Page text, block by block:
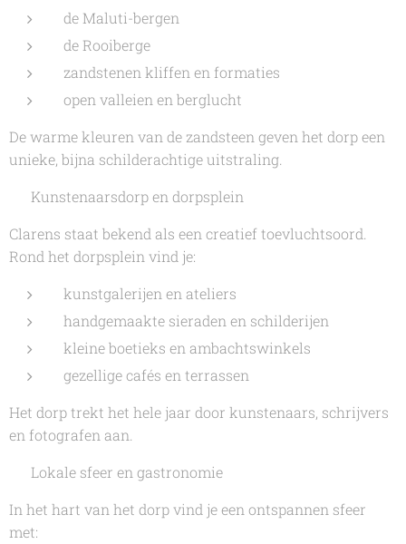
de Maluti-bergen
de Rooiberge
zandstenen kliffen en formaties
open valleien en berglucht
De warme kleuren van de zandsteen geven het dorp een
unieke, bijna schilderachtige uitstraling.
🎨 Kunstenaarsdorp en dorpsplein
Clarens staat bekend als een creatief toevluchtsoord.
Rond het dorpsplein vind je:
kunstgalerijen en ateliers
handgemaakte sieraden en schilderijen
kleine boetieks en ambachtswinkels
gezellige cafés en terrassen
Het dorp trekt het hele jaar door kunstenaars, schrijvers
en fotografen aan.
🍺 Lokale sfeer en gastronomie
In het hart van het dorp vind je een ontspannen sfeer
met: